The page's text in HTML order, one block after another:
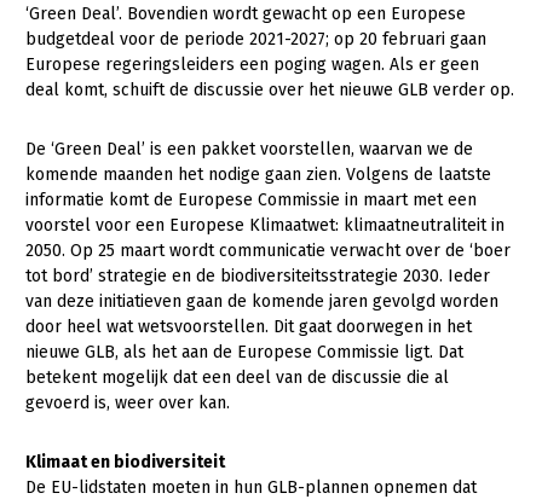
Gezonde planten
Gezonde dieren
Bodem en water
Platteland en omgeving
Mens, ondernemerschap en onderwijs
Internationaal
Sectoren
Dier
Geitenhouderij
Akkerbouw
‘Green Deal’. Bovendien wordt gewacht op een Europese
budgetdeal voor de periode 2021-2027; op 20 februari gaan
Europese regeringsleiders een poging wagen. Als er geen
deal komt, schuift de discussie over het nieuwe GLB verder op.
De ‘Green Deal’ is een pakket voorstellen, waarvan we de
komende maanden het nodige gaan zien. Volgens de laatste
informatie komt de Europese Commissie in maart met een
voorstel voor een Europese Klimaatwet: klimaatneutraliteit in
2050. Op 25 maart wordt communicatie verwacht over de ‘boer
tot bord’ strategie en de biodiversiteitsstrategie 2030. Ieder
van deze initiatieven gaan de komende jaren gevolgd worden
door heel wat wetsvoorstellen. Dit gaat doorwegen in het
nieuwe GLB, als het aan de Europese Commissie ligt. Dat
betekent mogelijk dat een deel van de discussie die al
gevoerd is, weer over kan.
Klimaat en biodiversiteit
De EU-lidstaten moeten in hun GLB-plannen opnemen dat